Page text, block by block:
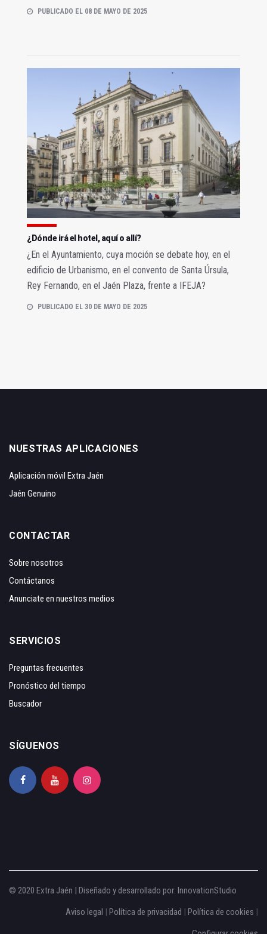
PUBLICADO EL 08 DE MAYO DE 2025
¿Dónde irá el hotel, aquí o allí?
¿En el Ayuntamiento, cuya moción se debate hoy, en el
edificio de Urbanismo, en el convento de Santa Úrsula,
Rey Fernando, en el Jaén Plaza, frente a IFEJA?
PUBLICADO EL 30 DE MAYO DE 2025
NUESTRAS APLICACIONES
Aplicación móvil Extra Jaén
Jaén Genuino
CONTACTAR
Sobre nosotros
Contáctanos
Anunciate en nuestros medios
SERVICIOS
Preguntas frecuentes
Pronóstico del tiempo
Buscador
SÍGUENOS
© 2020 Extra Jaén | Diseñado y desarrollado por: InnovationStudio
Aviso legal | Política de privacidad | Política de cookies |